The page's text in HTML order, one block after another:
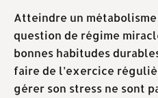
Atteindre un métabolisme
question de régime
bonnes habitudes
faire de l’exercice
gérer son stress ne sont